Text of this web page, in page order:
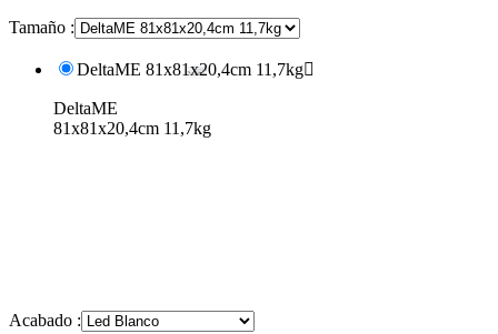
Tamaño :
DeltaME 81x81x20,4cm 11,7kg
DeltaME
81x81x20,4cm 11,7kg
Acabado :